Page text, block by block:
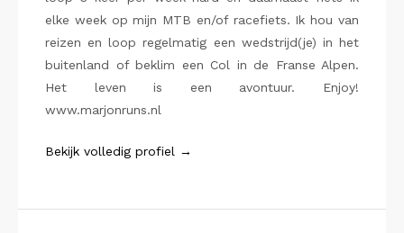
elke week op mijn MTB en/of racefiets. Ik hou van
reizen en loop regelmatig een wedstrijd(je) in het
buitenland of beklim een Col in de Franse Alpen.
Het leven is een avontuur. Enjoy!
www.marjonruns.nl
Bekijk volledig profiel →